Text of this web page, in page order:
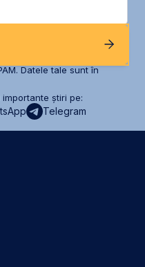
Datele tale sunt în
știri pe:
Telegram